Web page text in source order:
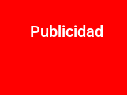
Publicidad